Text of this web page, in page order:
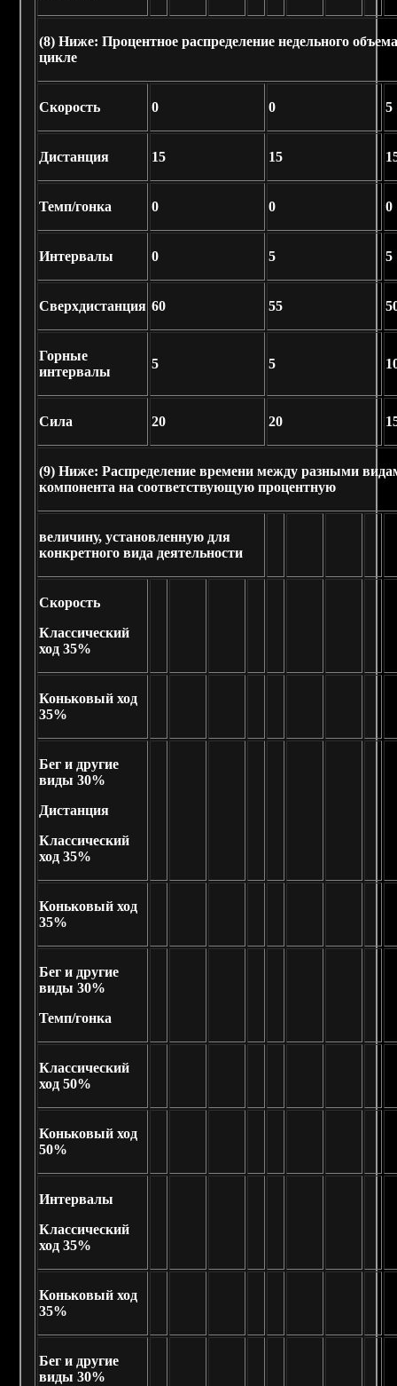
(8) Ниже: Процентное распределение недельного
цикле
Скорость 0 0 5
Дистанция 15 15
Темп/гонка 0 0 0
Интервалы 0 5 5
Сверхдистанция 60 55
Горные
интервалы
5 5
Сила 20 20
(9) Ниже: Распределение времени между разными
компонента на соответствующую процентную
величину, установленную для
конкретного вида деятельности
Скорость
Классический
ход 35%
Коньковый ход
35%
Бег и другие
виды 30%
Дистанция
Классический
ход 35%
Коньковый ход
35%
Бег и другие
виды 30%
Темп/гонка
Классический
ход 50%
Коньковый ход
50%
Интервалы
Классический
ход 35%
Коньковый ход
35%
Бег и другие
виды 30%